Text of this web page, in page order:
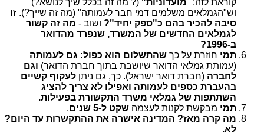
קוראת לזה: "מועדוניות" (? מה זה בכלל שיך לנושא?)
וש"הגמלאים משלמים דמי חבר לעמותה" (מה זה שייך?). זו
סיבה להכיר בהם כ"ספק יחיד"? ושוב - מה זה קשור
לגמלאים החדשים של המשרד, שנפרד מהדואר
ב-1996?
תמי חוזרת על כך שהתשלום הוא כפול: גם לעמותה
(עמותת גמלאי הדואר שיושבת בתוך חברת הדואר) וגם
לחברה (חברת דואר ישראל). כך, גם ניתן לעקוף קשיים
בהעברת כספים לעמותה ואפילו לא צריך להציג
השתתפות של גמלאי משרד התקשורת בפעילות.
תמי מבקשת לקנות לעצמה שקט ל-5 שנים
.
מה קרה מאז? המדינה אישרה את ההתקשרות עד היום?
לא.